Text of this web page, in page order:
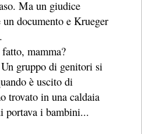
Ma un giudice
documento e Krueger
mamma?
gruppo di genitori si
è uscito di
trovato in una caldaia
portava i bambini...